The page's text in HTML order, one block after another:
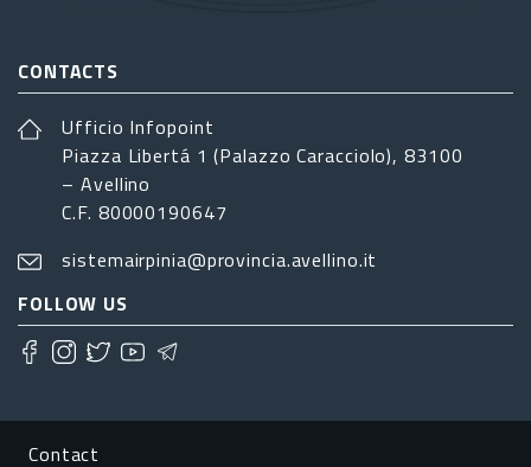
CONTACTS
Ufficio Infopoint
Piazza Libertá 1 (Palazzo Caracciolo), 83100
– Avellino
C.F. 80000190647
sistemairpinia@provincia.avellino.it
FOLLOW US
Footer menu
Contact